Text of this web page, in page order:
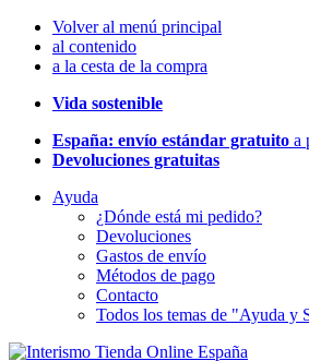
Volver al menú principal
al contenido
a la cesta de la compra
Vida sostenible
España: envío estándar gratuito a
Devoluciones gratuitas
Ayuda
¿Dónde está mi pedido?
Devoluciones
Gastos de envío
Métodos de pago
Contacto
Todos los temas de "Ayuda y